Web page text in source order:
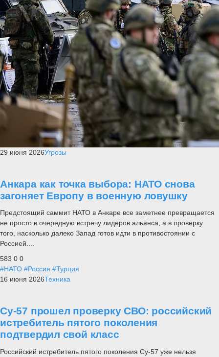
29 июня 2026Угрозы
Анкара как точка выбора: НАТО снова
загоняет Европу в военную ловушку
Предстоящий саммит НАТО в Анкаре все заметнее превращается
не просто в очередную встречу лидеров альянса, а в проверку
того, насколько далеко Запад готов идти в противостоянии с
Россией....
583 0 0
#НАТО #Россия #Турция
16 июня 2026Техника
Су-57 прошел проверку СВО: российский
истребитель пятого поколения
подтвердил свой класс
Российский истребитель пятого поколения Су-57 уже нельзя